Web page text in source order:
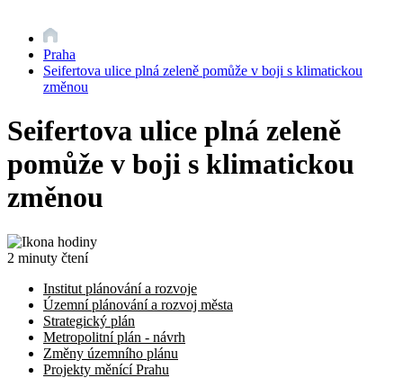
Praha
Seifertova ulice plná zeleně pomůže v boji s klimatickou
změnou
Seifertova ulice plná zeleně
pomůže v boji s klimatickou
změnou
2 minuty čtení
Institut plánování a rozvoje
Územní plánování a rozvoj města
Strategický plán
Metropolitní plán - návrh
Změny územního plánu
Projekty měnící Prahu